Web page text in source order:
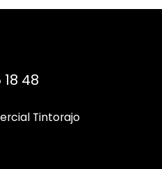
48
Tintorajo